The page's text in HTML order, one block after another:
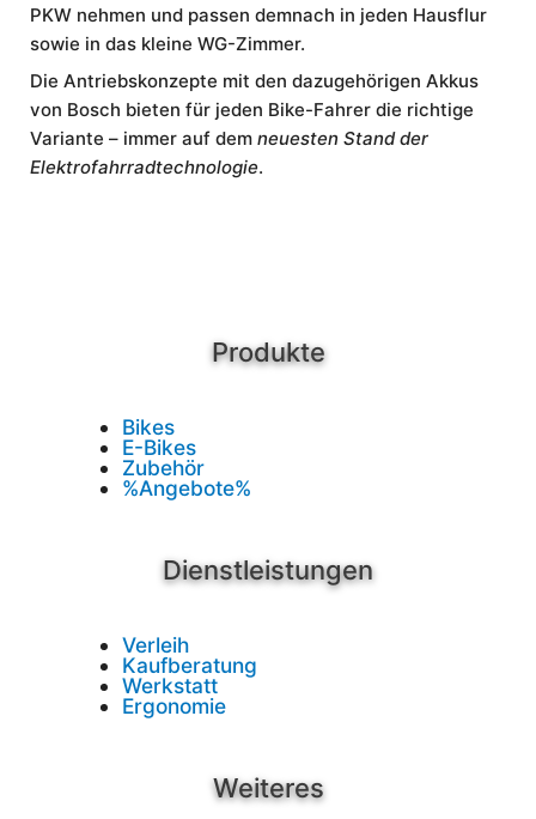
PKW nehmen und passen demnach in jeden Hausflur
sowie in das kleine WG-Zimmer.
Die Antriebskonzepte mit den dazugehörigen Akkus
von Bosch bieten für jeden Bike-Fahrer die richtige
Variante – immer auf dem neuesten Stand der
Elektrofahrradtechnologie.
Produkte
Bikes
E-Bikes
Zubehör
%Angebote%
Dienstleistungen
Verleih
Kaufberatung
Werkstatt
Ergonomie
Weiteres